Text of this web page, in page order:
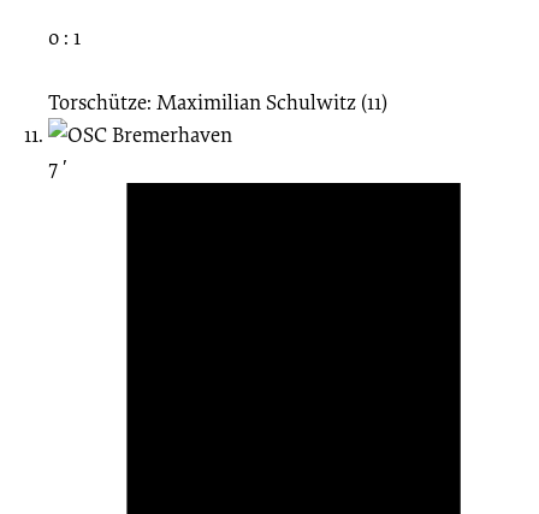
0 : 1
Torschütze: Maximilian Schulwitz (11)
7 ′